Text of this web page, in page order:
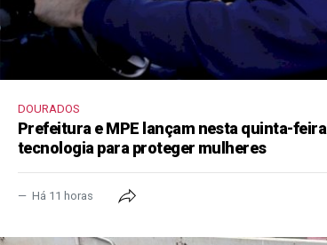
DOURADOS
Prefeitura e MPE lançam nesta quinta-feira
tecnologia para proteger mulheres
Há 11 horas